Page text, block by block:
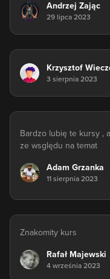
Andrzej Zając
29 lipca 2023
Krzysztof
3 sierpnia 2023
Bardzo lubię te kursy ,
ze wsględu na temat
Adam Grzanka
11 sierpnia 2023
Znakomity kurs
Rafał Majewski
4 września 2023